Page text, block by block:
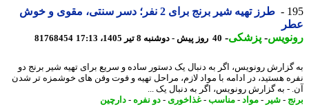
طرز تهیه شیر برنج برای 2 نفر؛ دسر سنتی، مقوی و خوش
-پزشکی-40 روز پیش - دوشنبه 8 تیر 1405، 17:13 81768454
رونویس، اگر به دنبال یک دستور ساده و سریع برای تهیه شیر برنج دو
هستید، در ادامه با مواد لازم، مراحل تهیه و فوت وفن های خوشمزه تر شدن
- به گزارش رونویس، اگر به دنبال یک ...
- شیر -مواد -مناسب-غذاخوری- دو نفره -دارچین